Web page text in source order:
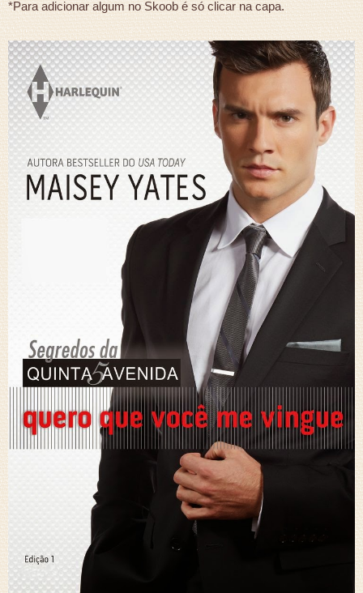
*Para adicionar algum no Skoob é só clicar na capa.